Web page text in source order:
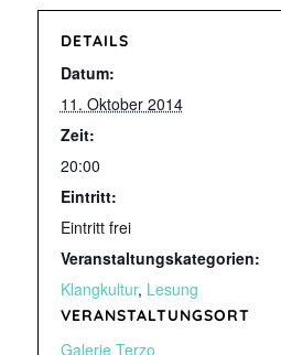
DETAILS
Datum:
11. Oktober 2014
Zeit:
20:00
Eintritt:
Eintritt frei
Veranstaltungskategorien:
Klangkultur, Lesung
VERANSTALTUNGSORT
Galerie Terzo